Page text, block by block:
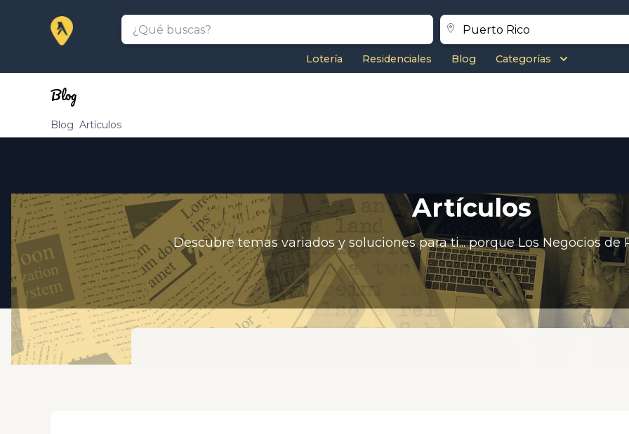
Lotería Residenciales Blog Categorías
Blog
Blog Artículos
Artículos
Descubre temas variados y soluciones para ti... porque Los Negocios de